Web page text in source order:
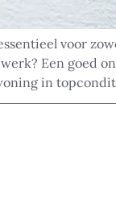
voor
Een goed
in